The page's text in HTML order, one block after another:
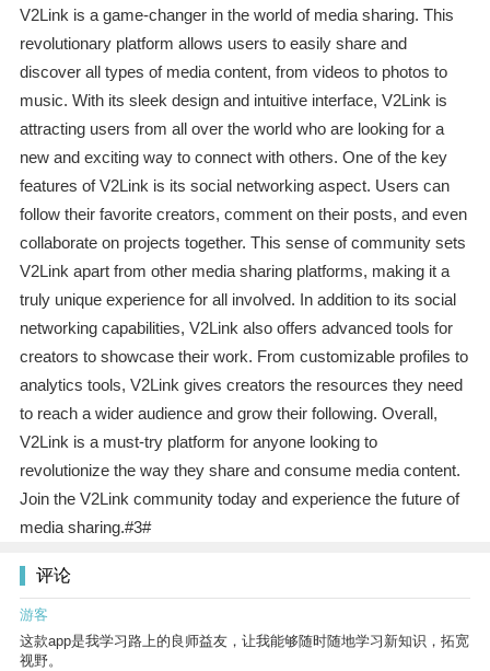
V2Link is a game-changer in the world of media sharing. This
revolutionary platform allows users to easily share and
discover all types of media content, from videos to photos to
music. With its sleek design and intuitive interface, V2Link is
attracting users from all over the world who are looking for a
new and exciting way to connect with others. One of the key
features of V2Link is its social networking aspect. Users can
follow their favorite creators, comment on their posts, and even
collaborate on projects together. This sense of community sets
V2Link apart from other media sharing platforms, making it a
truly unique experience for all involved. In addition to its social
networking capabilities, V2Link also offers advanced tools for
creators to showcase their work. From customizable profiles to
analytics tools, V2Link gives creators the resources they need
to reach a wider audience and grow their following. Overall,
V2Link is a must-try platform for anyone looking to
revolutionize the way they share and consume media content.
Join the V2Link community today and experience the future of
media sharing.#3#
评论
游客
这款app是我学习路上的良师益友，让我能够随时随地学习新知识，拓宽
视野。